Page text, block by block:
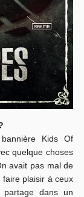
Kids Of
quelque choses
avait pas mal de
plaisir à ceux
dans un